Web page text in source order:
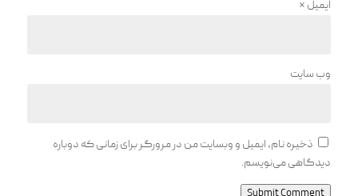
ایمیل *
وب‌ سایت
ذخیره نام، ایمیل و وبسایت من در مرورگر برای زمانی که دوباره
دیدگاهی می‌نویسم.